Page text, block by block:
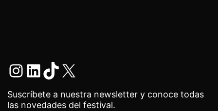
Instagram
LinkedIn
TikTok
X
Suscríbete a nuestra newsletter y conoce todas
las novedades del festival.